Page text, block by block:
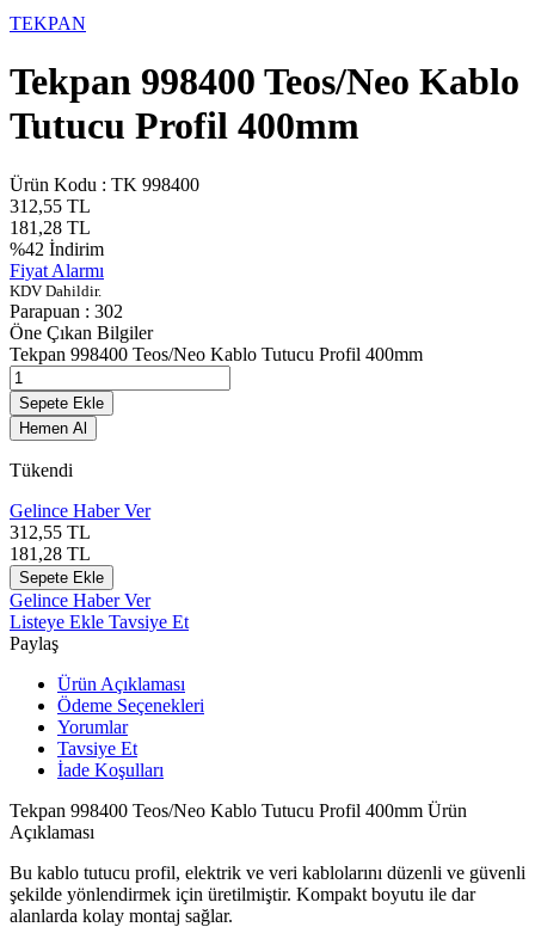
TEKPAN
Tekpan 998400 Teos/Neo Kablo
Tutucu Profil 400mm
Ürün Kodu : TK 998400
312,55 TL
181,28 TL
%42 İndirim
Fiyat Alarmı
KDV Dahildir.
Parapuan : 302
Öne Çıkan Bilgiler
Tekpan 998400 Teos/Neo Kablo Tutucu Profil 400mm
Sepete Ekle
Hemen Al
Tükendi
Gelince Haber Ver
312,55 TL
181,28 TL
Sepete Ekle
Gelince Haber Ver
Listeye Ekle Tavsiye Et
Paylaş
Ürün Açıklaması
Ödeme Seçenekleri
Yorumlar
Tavsiye Et
İade Koşulları
Tekpan 998400 Teos/Neo Kablo Tutucu Profil 400mm Ürün
Açıklaması
Bu kablo tutucu profil, elektrik ve veri kablolarını düzenli ve güvenli
şekilde yönlendirmek için üretilmiştir. Kompakt boyutu ile dar
alanlarda kolay montaj sağlar.